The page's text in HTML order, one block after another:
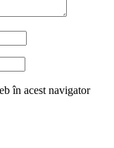
în acest navigator